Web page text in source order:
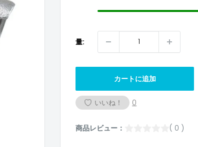
量:
カートに追加
いいね！ 0
商品レビュー： ( 0 )